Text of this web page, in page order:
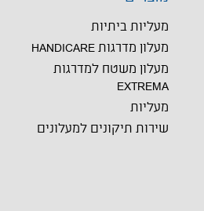
מעליות ביתיות
מעלון מדרגות HANDICARE
מעלון משטח למדרגות
EXTREMA
מעליות
שירות תיקונים למעלונים